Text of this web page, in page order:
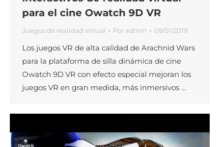
para el cine Owatch 9D VR
Juegos de realidad virtual Por admin 09/01/2019
Los juegos VR de alta calidad de Arachnid Wars
para la plataforma de silla dinámica de cine
Owatch 9D VR con efecto especial mejoran los
juegos VR en gran medida, más inmersivos …